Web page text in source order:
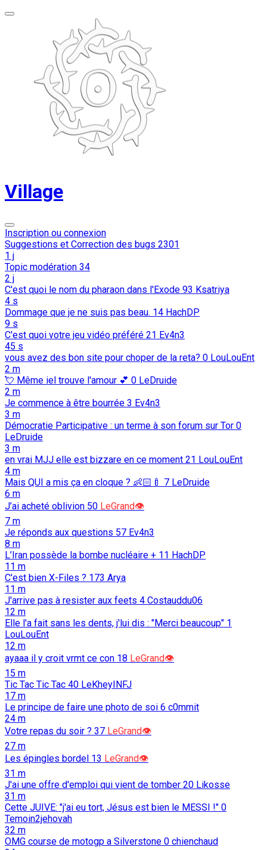
Village
Inscription ou connexion
Suggestions et Correction des bugs 2301
1 j
Topic modération 34
2 j
C'est quoi le nom du pharaon dans l'Exode 93 Ksatriya
4 s
Dommage que je ne suis pas beau. 14 HachDP
9 s
C'est quoi votre jeu vidéo préféré 21 Ev4n3
45 s
vous avez des bon site pour choper de la reta? 0 LouLouEnt
2 m
💘️ Même iel trouve l'amour 💕️ 0 LeDruide
2 m
Je commence à être bourrée 3 Ev4n3
3 m
Démocratie Participative : un terme à son forum sur Tor 0
LeDruide
3 m
en vrai MJJ elle est bizzare en ce moment 21 LouLouEnt
4 m
Mais QUI a mis ça en cloque ? 👶🏻🍼 7 LeDruide
6 m
J’ai acheté oblivion 50 LeGrand👁️
7 m
Je réponds aux questions 57 Ev4n3
8 m
L’Iran possède la bombe nucléaire + 11 HachDP
11 m
C'est bien X-Files ? 173 Arya
11 m
J'arrive pas à resister aux feets 4 Costauddu06
12 m
Elle l'a fait sans les dents, j'lui dis : "Merci beaucoup" 1
LouLouEnt
12 m
ayaaa il y croit vrmt ce con 18 LeGrand👁️
15 m
Tic Tac Tic Tac 40 LeKheyINFJ
17 m
Le principe de faire une photo de soi 6 c0mmit
24 m
Votre repas du soir ? 37 LeGrand👁️
27 m
Les épingles bordel 13 LeGrand👁️
31 m
J'ai une offre d'emploi qui vient de tomber 20 Likosse
31 m
Cette JUIVE: "j'ai eu tort, Jésus est bien le MESSI !" 0
Temoin2jehovah
32 m
OMG course de motogp a Silverstone 0 chienchaud